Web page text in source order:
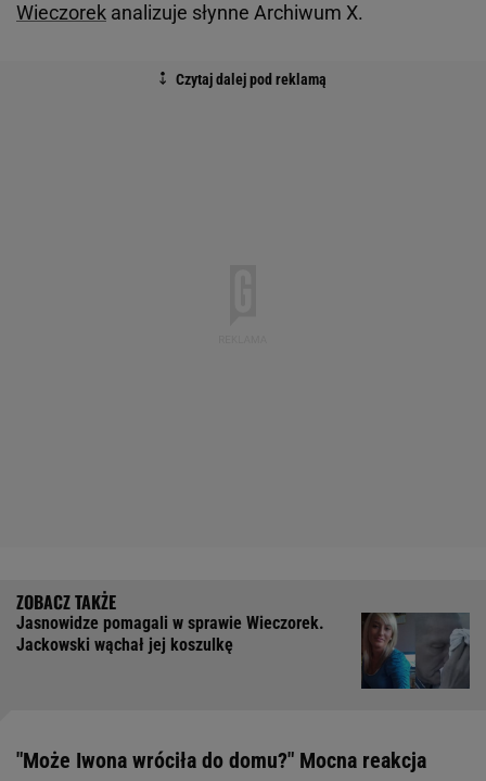
Wieczorek analizuje słynne Archiwum X.
Jasnowidze pomagali w sprawie Wieczorek.
Jackowski wąchał jej koszulkę
"Może Iwona wróciła do domu?" Mocna reakcja